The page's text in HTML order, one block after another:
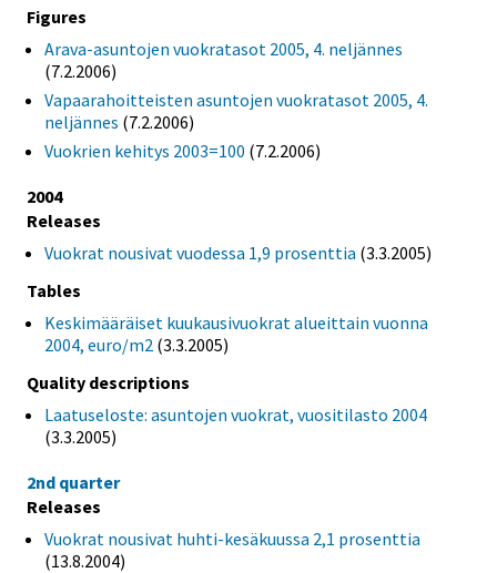
Figures
Arava-asuntojen vuokratasot 2005, 4. neljännes
(7.2.2006)
Vapaarahoitteisten asuntojen vuokratasot 2005, 4.
neljännes (7.2.2006)
Vuokrien kehitys 2003=100 (7.2.2006)
2004
Releases
Vuokrat nousivat vuodessa 1,9 prosenttia (3.3.2005)
Tables
Keskimääräiset kuukausivuokrat alueittain vuonna
2004, euro/m2 (3.3.2005)
Quality descriptions
Laatuseloste: asuntojen vuokrat, vuositilasto 2004
(3.3.2005)
2nd quarter
Releases
Vuokrat nousivat huhti-kesäkuussa 2,1 prosenttia
(13.8.2004)